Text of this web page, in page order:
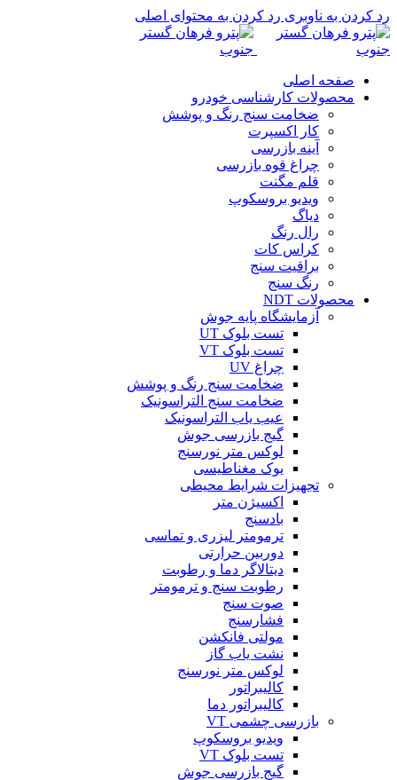
رد کردن به ناوبری رد کردن به محتوای اصلی
صفحه اصلی
محصولات کارشناسی خودرو
ضخامت سنج رنگ و پوشش
کار اکسپرت
آینه بازرسی
چراغ قوه بازرسی
قلم مگنت
ویدیو بروسکوپ
دیاگ
رال رنگ
کراس کات
براقیت سنج
رنگ سنج
محصولات NDT
آزمایشگاه پایه جوش
تست بلوک UT
تست بلوک VT
چراغ UV
ضخامت سنج رنگ و پوشش
ضخامت سنج التراسونیک
عیب یاب التراسونیک
گیج بازرسی جوش
لوکس متر نورسنج
یوک مغناطیسی
تجهیزات شرایط محیطی
اکسیژن متر
بادسنج
ترمومتر لیزری و تماسی
دوربین حرارتی
دیتالاگر دما و رطوبت
رطوبت سنج و ترمومتر
صوت سنج
فشارسنج
مولتی فانکشن
نشت یاب گاز
لوکس متر نورسنج
کالیبراتور
کالیبراتور دما
بازرسی چشمی VT
ویدیو بروسکوپ
تست بلوک VT
گیج بازرسی جوش